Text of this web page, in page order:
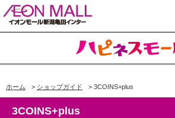
ホーム > ショップガイド > 3COINS+plus
3COINS+plus